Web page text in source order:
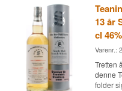
13 år
cl 46%
Varenr.:
Tretten
denne
folder